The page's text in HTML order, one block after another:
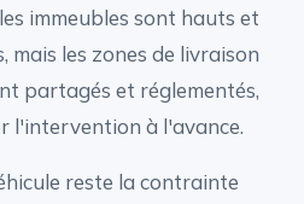
immeubles sont hauts et
mais les zones de livraison
partagés et réglementés,
l'intervention à l'avance.
reste la contrainte